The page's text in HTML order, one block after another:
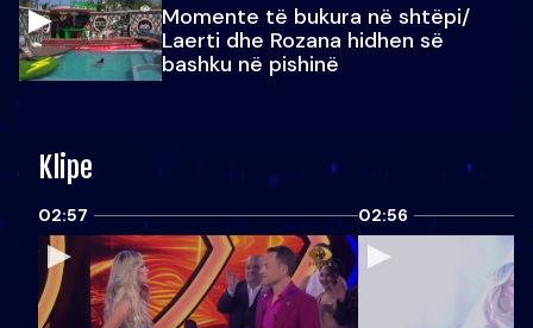
Momente të bukura në shtëpi/
Laerti dhe Rozana hidhen së
bashku në pishinë
Klipe
02:57 02:56